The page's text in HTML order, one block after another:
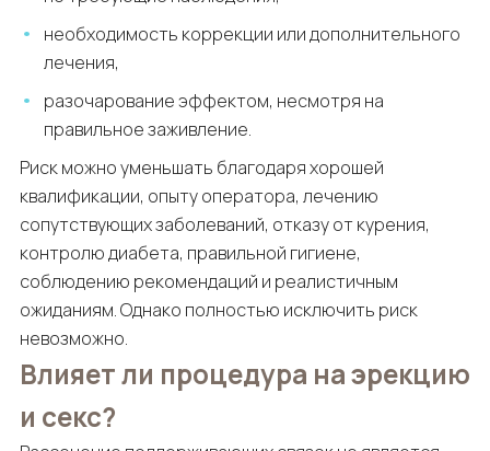
необходимость коррекции или дополнительного
лечения,
разочарование эффектом, несмотря на
правильное заживление.
Риск можно уменьшать благодаря хорошей
квалификации, опыту оператора, лечению
сопутствующих заболеваний, отказу от курения,
контролю диабета, правильной гигиене,
соблюдению рекомендаций и реалистичным
ожиданиям. Однако полностью исключить риск
невозможно.
Влияет ли процедура на эрекцию
и секс?